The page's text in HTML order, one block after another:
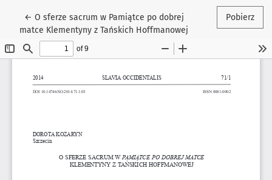
← Wróć do szczegółów artykułu
O sferze sacrum w Pamiątce po dobrej
matce Klementyny z Tańskich Hoffmanowej
Pobierz